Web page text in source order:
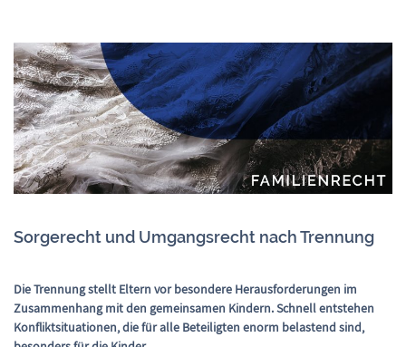
Sorgerecht und Umgangsrecht nach Trennung
Die Trennung stellt Eltern vor besondere Herausforderungen im
Zusammenhang mit den gemeinsamen Kindern. Schnell entstehen
Konfliktsituationen, die für alle Beteiligten enorm belastend sind,